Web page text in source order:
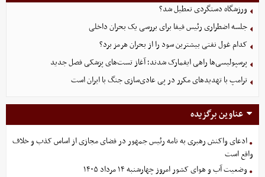
ورزشگاه دستگردی تعطیل شد؟
جلسه اضطراری رئیس فیفا برای بررسی یک بحران داخلی
کدام غول نفتی بیشترین سود را از بحران هرمز برد؟
پرسپولیسی‌ها راهی ایفمارک شدند؛ آغاز تست‌های پزشکی فصل جدید
ترامپ با تهدیدهای مکرر در پی عادی‌سازی جنگ با ایران است
عناوین برگزیده
ادعای واکنش رهبری به نامه رئیس جمهور در فضای مجازی از اساس کذب و خلاف
واقع است
وضعیت آب و هوای کشور امروز چهارشنبه ۱۴ مرداد ۱۴۰۵